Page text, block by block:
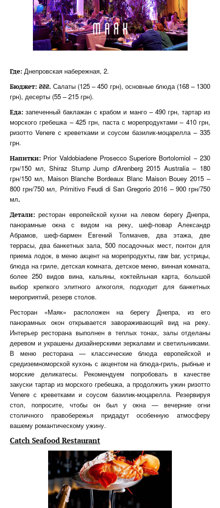
Где: Днепровская набережная, 2.
Бюджет: ₴₴₴. Салаты (125 – 450 грн), основные блюда (168 – 1300
грн), десерты (55 – 215 грн).
Еда: запеченный баклажан с крабом и манго – 490 грн, тартар из
морского гребешка – 425 грн, паста с морепродуктами – 410 грн,
ризотто Venere с креветками и соусом базилик-моцарелла – 335
грн.
Напитки: Prior Valdobiadene Prosecco Superiore Bortolomiol –230
грн/150 мл, Shiraz Stump Jump d’Arenberg 2015 Australia – 180
грн/150 мл, Maison Blanche Bordeaux Blanc Maison Bouey 2015 –
800 грн/750 мл, Primitivo Feudi di San Gregorio 2016 – 900 грн/750
мл.
Детали: ресторан европейской кухни на левом берегу Днепра,
панорамные окна с видом на реку, шеф-повар Александр
Абрамов, шеф-бармен Евгений Толмачев, два этажа, две
террасы, два банкетных зала, 500 посадочных мест, понтон для
приема лодок, в меню акцент на морепродукты, raw bar, устрицы,
блюда на гриле, детская комната, детское меню, винная комната,
более 250 видов вина, кальяны, коктейльная карта, большой
выбор крепкого элитного алкоголя, подходит для банкетных
мероприятий, резерв столов.
Ресторан «Маяк» расположен на берегу Днепра, из его
панорамных окон открывается завораживающий вид на реку.
Интерьер ресторана выполнен в теплых тонах, залы отделаны
деревом и украшены дизайнерскими зеркалами и светильниками.
В меню ресторана — классические блюда европейской и
средиземноморской кухонь с акцентом на блюда-гриль, рыбные и
морские деликатесы. Рекомендуем попробовать в качестве
закуски тартар из морского гребешка, а продолжить ужин ризотто
Venere с креветками и соусом базилик-моцарелла. Резервируя
стол, попросите, чтобы он был у окна — вечерние огни
столичного правобережья придадут особенную атмосферу
вашему романтическому ужину.
Catch Seafood Restaurant